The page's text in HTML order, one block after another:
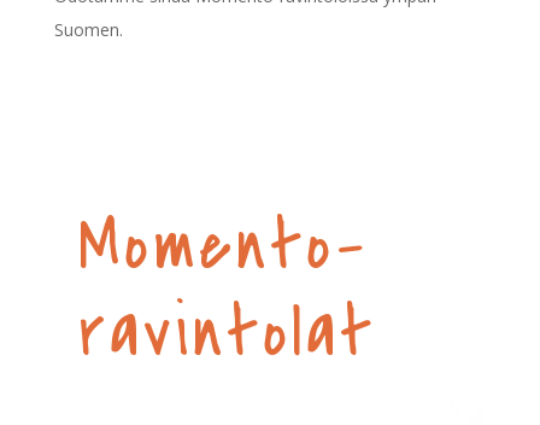
Suomen.
Momento-
ravintolat